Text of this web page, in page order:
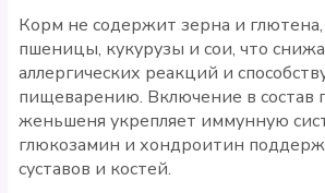
Корм не содержит зерна и
пшеницы, кукурузы и сои, что
аллергических реакций и
пищеварению. Включение в состав
женьшеня укрепляет иммунную
глюкозамин и хондроитин
суставов и костей.